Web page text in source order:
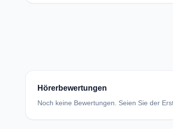
Hörerbewertungen
Noch keine Bewertungen. Seien Sie der